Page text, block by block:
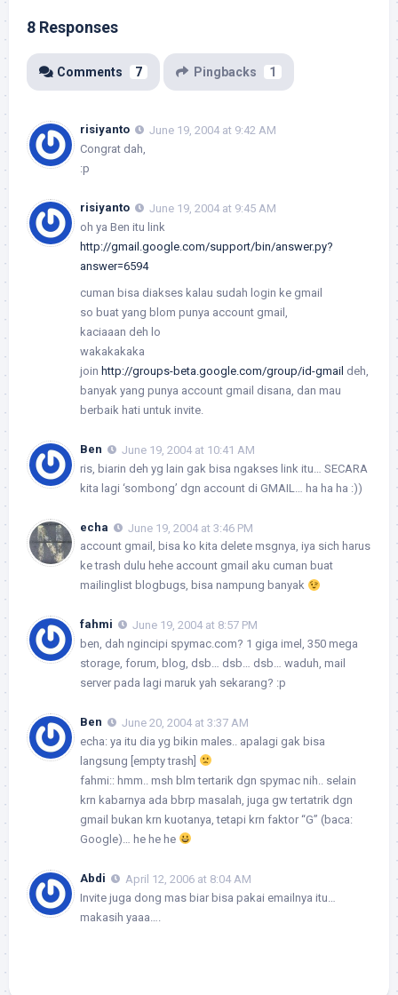
8 Responses
Comments 7 Pingbacks 1
risiyanto
June 19, 2004 at 9:42 AM
Congrat dah,
:p
risiyanto
June 19, 2004 at 9:45 AM
oh ya Ben itu link
http://gmail.google.com/support/bin/answer.py?
answer=6594
cuman bisa diakses kalau sudah login ke gmail
so buat yang blom punya account gmail,
kaciaaan deh lo
wakakakaka
join http://groups-beta.google.com/group/id-gmail deh,
banyak yang punya account gmail disana, dan mau
berbaik hati untuk invite.
Ben
June 19, 2004 at 10:41 AM
ris, biarin deh yg lain gak bisa ngakses link itu… SECARA
kita lagi ‘sombong’ dgn account di GMAIL… ha ha ha :))
echa
June 19, 2004 at 3:46 PM
account gmail, bisa ko kita delete msgnya, iya sich harus
ke trash dulu hehe account gmail aku cuman buat
mailinglist blogbugs, bisa nampung banyak
fahmi
June 19, 2004 at 8:57 PM
ben, dah ngincipi spymac.com? 1 giga imel, 350 mega
storage, forum, blog, dsb… dsb… dsb… waduh, mail
server pada lagi maruk yah sekarang? :p
Ben
June 20, 2004 at 3:37 AM
echa: ya itu dia yg bikin males.. apalagi gak bisa
langsung [empty trash]
fahmi:: hmm.. msh blm tertarik dgn spymac nih.. selain
krn kabarnya ada bbrp masalah, juga gw tertatrik dgn
gmail bukan krn kuotanya, tetapi krn faktor “G” (baca:
Google)… he he he
Abdi
April 12, 2006 at 8:04 AM
Invite juga dong mas biar bisa pakai emailnya itu…
makasih yaaa….